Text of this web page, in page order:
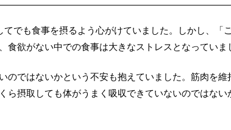
でも食事を摂るよう心がけていました。しかし、「
食欲がない中での食事は大きなストレスとなっていま
のではないかという不安も抱えていました。筋肉を維
ら摂取しても体がうまく吸収できていないのではない